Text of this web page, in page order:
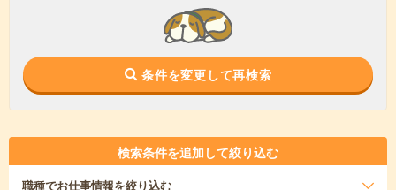
条件を変更して再検索
検索条件を追加して絞り込む
職種でお仕事情報を絞り込む